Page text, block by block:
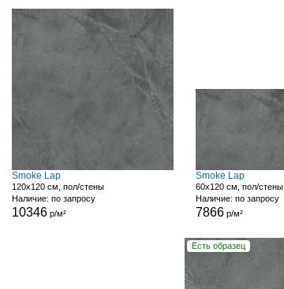
Smoke Lap
120x120 см, пол/стены
Наличие: по запросу
10346 р/м²
Smoke Lap
60x120 см, пол/стены
Наличие: по запросу
7866р/м²
Есть образец